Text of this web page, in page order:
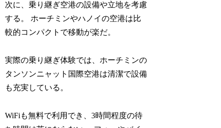
次に、乗り継ぎ空港の設備や立地を考慮
する。 ホーチミンやハノイの空港は比
較的コンパクトで移動が楽だ。
実際の乗り継ぎ体験では、ホーチミンの
タンソンニャット国際空港は清潔で設備
も充実している。
WiFiも無料で利用でき、3時間程度の待